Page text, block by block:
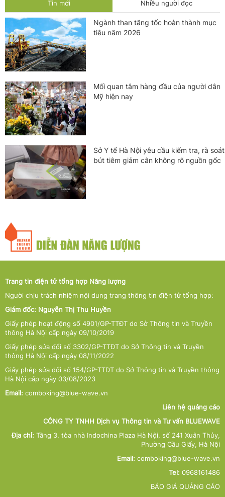
Tin mới Nhiều người đọc
Ngành than tăng tốc hoàn thành mục
tiêu năm 2026
Mối quan tâm hàng đầu của người dân
Mỹ hiện nay
Sở Y tế Hà Nội yêu cầu kiểm tra, rà soát
bút tiêm giảm cân không rõ nguồn gốc
Trang tin điện tử tổng hợp Năng lượng
Người chịu trách nhiệm nội dung trang thông tin điện tử tổng hợp:
Giám đốc: Nguyễn Thị Thu Huyền
Giấy phép hoạt động số 4901/GP-TTĐT do Sở Thông tin và Truyền
thông Hà Nội cấp ngày 09/10/2019
Giấy phép sửa đổi số 3302/GP-TTĐT do Sở Thông tin và Truyền
thông Hà Nội cấp ngày 08/11/2022
Giấy phép sửa đổi số 154/GP-TTĐT do Sở Thông tin và Truyền thông
Hà Nội cấp ngày 03/08/2023
Email: comboking@blue-wave.vn
Liên hệ quảng cáo
CÔNG TY TNHH Dịch vụ Thông tin và Tư vấn BLUEWAVE
Địa chỉ: Tầng 3, tòa nhà Indochina Plaza Hà Nội, số 241 Xuân Thủy,
Phường Cầu Giấy, Hà Nội
Email: comboking@blue-wave.vn
Tel: 0968161486
BÁO GIÁ QUẢNG CÁO